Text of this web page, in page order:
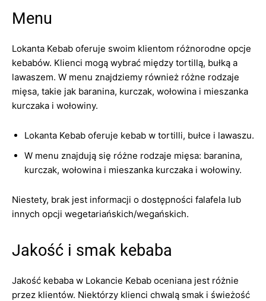
Menu
Lokanta Kebab oferuje swoim klientom różnorodne opcje
kebabów. Klienci mogą wybrać między tortillą, bułką a
lawaszem. W menu znajdziemy również różne rodzaje
mięsa, takie jak baranina, kurczak, wołowina i mieszanka
kurczaka i wołowiny.
Lokanta Kebab oferuje kebab w tortilli, bułce i lawaszu.
W menu znajdują się różne rodzaje mięsa: baranina,
kurczak, wołowina i mieszanka kurczaka i wołowiny.
Niestety, brak jest informacji o dostępności falafela lub
innych opcji wegetariańskich/wegańskich.
Jakość i smak kebaba
Jakość kebaba w Lokancie Kebab oceniana jest różnie
przez klientów. Niektórzy klienci chwalą smak i świeżość